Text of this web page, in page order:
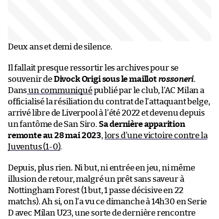
Deux ans et demi de silence.
Il fallait presque ressortir les archives pour se
souvenir deDivock Origi sous le maillotrossoneri.
Dansun communiquépublié par le club, l’AC Milan a
officialisé la résiliation du contrat de l’attaquant belge,
arrivé libre de Liverpool à l’été 2022 et devenu depuis
un fantôme de San Siro. Sa dernière apparition
remonte au 28 mai 2023, lors d’une victoire contre la
Juventus (1-0).
Depuis, plus rien. Ni but, ni entrée en jeu, ni même
illusion de retour, malgré un prêt sans saveur à
Nottingham Forest (1 but, 1 passe décisive en 22
matchs). Ah si, on l’a vu ce dimanche à 14h30 en Serie
D avec Milan U23, une sorte de dernière rencontre